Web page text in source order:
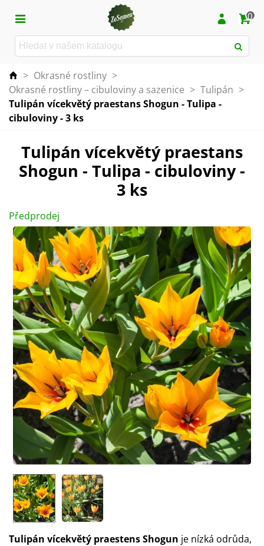
0
> Okrasné rostliny >
Okrasné rostliny – cibuloviny a sazenice > Tulipán >
Tulipán vícekvětý praestans Shogun - Tulipa -
cibuloviny - 3 ks
Tulipán vícekvětý praestans
Shogun - Tulipa - cibuloviny -
3 ks
Předprodej
Tulipán vícekvětý praestens Shogun je nízká odrůda,